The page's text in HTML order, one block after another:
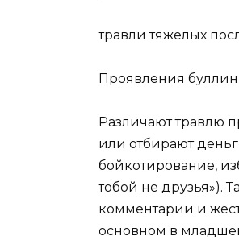
травли тяжелых
Проявления
Различают травлю
или отбирают
бойкотирование,
тобой не друзья»).
комментарии и
основном в